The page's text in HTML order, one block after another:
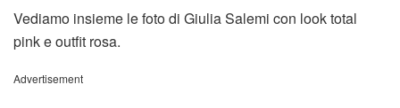
Vediamo insieme le foto di Giulia Salemi con look total
pink e outfit rosa.
Advertisement